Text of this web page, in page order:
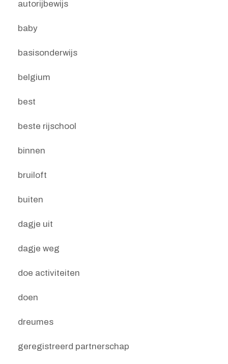
autorijbewijs
baby
basisonderwijs
belgium
best
beste rijschool
binnen
bruiloft
buiten
dagje uit
dagje weg
doe activiteiten
doen
dreumes
geregistreerd partnerschap